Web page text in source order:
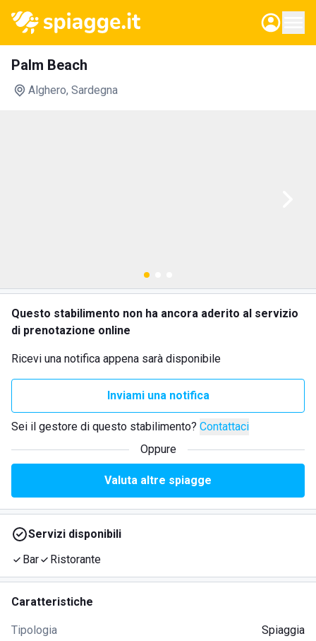
Palm Beach
Alghero, Sardegna
Questo stabilimento non ha ancora aderito al servizio
di prenotazione online
Ricevi una notifica appena sarà disponibile
Inviami una notifica
Sei il gestore di questo stabilimento? Contattaci
Oppure
Valuta altre spiagge
Servizi disponibili
Bar
Ristorante
Caratteristiche
Tipologia Spiaggia